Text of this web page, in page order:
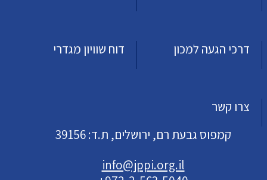
דרכי הגעה למכון דוח שוויון מגדרי
צרו קשר
קמפוס גבעת רם, ירושלים, ת.ד: 39156
info@jppi.org.il